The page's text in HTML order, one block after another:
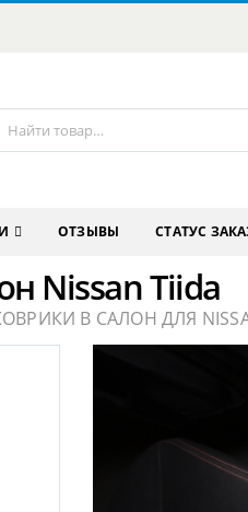
ОТЗЫВЫ СТАТУС
Nissan Tiida
В САЛОН ДЛЯ